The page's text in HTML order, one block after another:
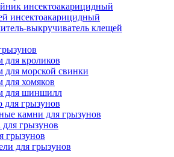
инсектоакарицидный
инсектоакарицидный
выкручиватель клещей
для кроликов
для морской свинки
для хомяков
для шиншилл
для грызунов
камни для грызунов
для грызунов
грызунов
для грызунов